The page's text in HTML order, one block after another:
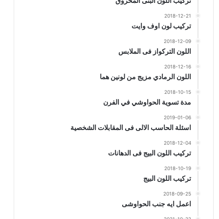
2018-12-21
تركيب لون اوف وايت
2018-12-09
اللون التركواز فى الملابس
2018-12-16
اللون الرمادي مزيج من لونين هما
2018-10-15
مدة تسوية الحواوشي في الفرن
2019-01-06
اسئلة الحاسب الالى فى المقابلات الشخصية
2018-12-04
تركيب اللون البيج فى الدهانات
2018-10-19
تركيب اللون البيج
2018-09-25
اعمل ايه جنب الحواوشى